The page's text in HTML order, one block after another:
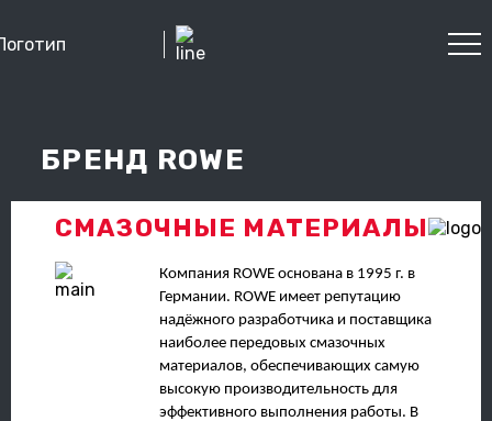
БРЕНД ROWE
СМАЗОЧНЫЕ МАТЕРИАЛЫ
Компания ROWE основана в 1995 г. в
Германии. ROWE имеет репутацию
надёжного разработчика и поставщика
наиболее передовых смазочных
материалов, обеспечивающих самую
высокую производительность для
эффективного выполнения работы. В